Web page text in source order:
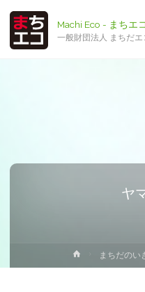
Machi Eco - まちエ
一般財団法人 まちだ
ヤ
ー
まちだのい